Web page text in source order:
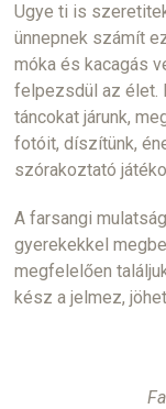
Ugye ti is
ünnepnek számít
móka és kacagás
felpezsdül az élet.
táncokat járunk,
fotóit, díszítünk,
szórakoztató
A farsangi
gyerekekkel
megfelelően
kész a jelmez,